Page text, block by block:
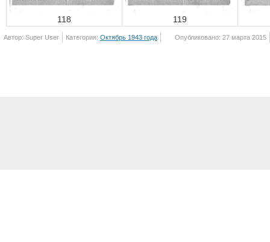
118 119
Автор: Super User Категория: Октябрь 1943 года Опубликовано: 27 марта 2015